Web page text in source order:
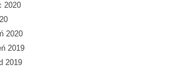
2020
2020
2019
2019